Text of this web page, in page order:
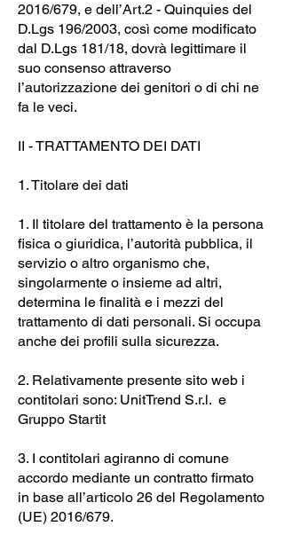
2016/679, e dell’Art.2 - Quinquies del
D.Lgs 196/2003, così come modificato
dal D.Lgs 181/18, dovrà legittimare il
suo consenso attraverso
l’autorizzazione dei genitori o di chi ne
fa le veci.
II - TRATTAMENTO DEI DATI
1. Titolare dei dati
1. Il titolare del trattamento è la persona
fisica o giuridica, l’autorità pubblica, il
servizio o altro organismo che,
singolarmente o insieme ad altri,
determina le finalità e i mezzi del
trattamento di dati personali. Si occupa
anche dei profili sulla sicurezza.
2. Relativamente presente sito web i
contitolari sono: UnitTrend S.r.l. e
Gruppo Startit
3. I contitolari agiranno di comune
accordo mediante un contratto firmato
in base all’articolo 26 del Regolamento
(UE) 2016/679.